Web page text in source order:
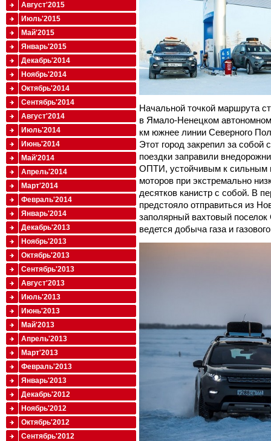
Начальной точкой маршрута
в Ямало-Ненецком
км южнее линии Северного
Этот город закрепил за собой
поездки заправили
ОПТИ, устойчивым к сильным
моторов при экстремально
десятков канистр с собой. В
предстояло отправиться из
заполярный вахтовый
ведется добыча газа и
Август'2015
Июль'2015
Май'2015
Январь'2015
Декабрь'2014
Ноябрь'2014
Октябрь'2014
Сентябрь'2014
Август'2014
Июль'2014
Июнь'2014
Май'2014
Апрель'2014
Март'2014
Февраль'2014
Январь'2014
Декабрь'2013
Ноябрь'2013
Октябрь'2013
Сентябрь'2013
Август'2013
Июль'2013
Июнь'2013
Май'2013
Апрель'2013
Март'2013
Февраль'2013
Январь'2013
Декабрь'2012
Ноябрь'2012
Октябрь'2012
Сентябрь'2012